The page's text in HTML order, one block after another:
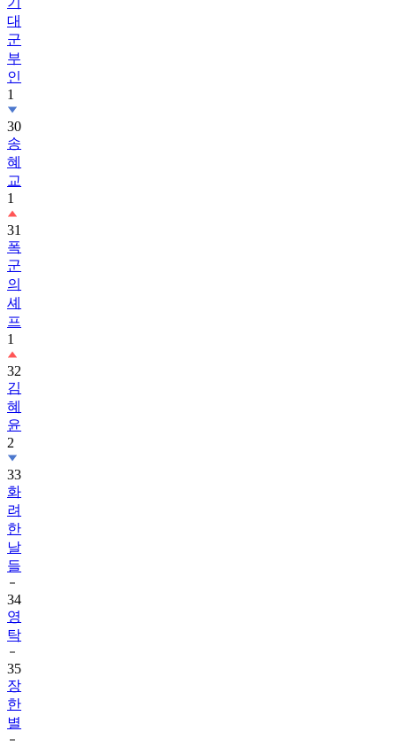
대
군
부
인
1
30
송
혜
교
1
31
폭
군
의
셰
프
1
32
김
혜
윤
2
33
화
려
한
날
들
34
영
탁
35
장
한
별